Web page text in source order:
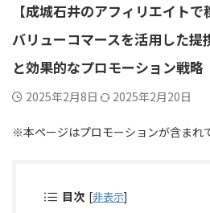
【成城石井のアフィリエイトで
バリューコマースを活用した提
と効果的なプロモーション戦略
2025年2月8日 2025年2月20日
※本ページはプロモーションが含まれ
目次 [非表示]